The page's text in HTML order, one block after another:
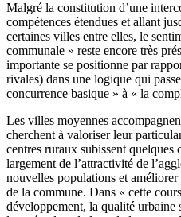
Malgré la constitution d’une
compétences étendues et allant
certaines villes entre elles, le
communale » reste encore très
importante se positionne par
rivales) dans une logique qui
concurrence basique » à « la
Les villes moyennes
cherchent à valoriser leur
centres ruraux subissent quelques
largement de l’attractivité de
nouvelles populations et
de la commune. Dans « cette
développement, la qualité urbaine